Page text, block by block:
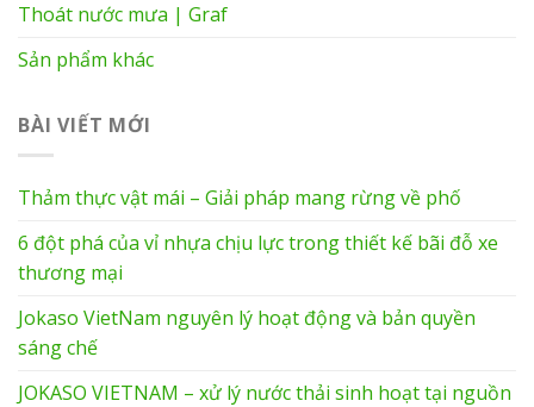
Thoát nước mưa | Graf
Sản phẩm khác
BÀI VIẾT MỚI
Thảm thực vật mái – Giải pháp mang rừng về phố
6 đột phá của vỉ nhựa chịu lực trong thiết kế bãi đỗ xe
thương mại
Jokaso VietNam nguyên lý hoạt động và bản quyền
sáng chế
JOKASO VIETNAM – xử lý nước thải sinh hoạt tại nguồn